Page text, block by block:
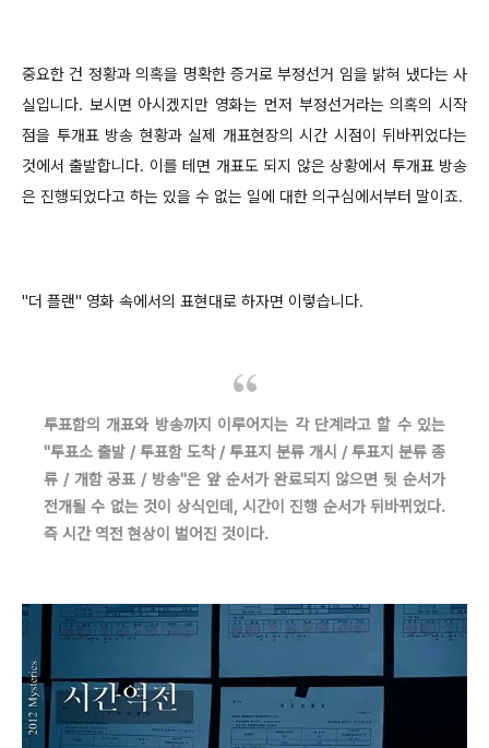
중요한 건 정황과 의혹을 명확한 증거로 부정선거 임을 밝혀 냈다는 사
실입니다. 보시면 아시겠지만 영화는 먼저 부정선거라는 의혹의 시작
점을 투개표 방송 현황과 실제 개표현장의 시간 시점이 뒤바뀌었다는
것에서 출발합니다. 이를 테면 개표도 되지 않은 상황에서 투개표 방송
은 진행되었다고 하는 있을 수 없는 일에 대한 의구심에서부터 말이죠.
"더 플랜" 영화 속에서의 표현대로 하자면 이렇습니다.
투표함의 개표와 방송까지 이루어지는 각 단계라고 할 수 있는
"투표소 출발 / 투표함 도착 / 투표지 분류 개시 / 투표지 분류 종
류 / 개함 공표 / 방송"은 앞 순서가 완료되지 않으면 뒷 순서가
전개될 수 없는 것이 상식인데, 시간이 진행 순서가 뒤바뀌었다.
즉 시간 역전 현상이 벌어진 것이다.